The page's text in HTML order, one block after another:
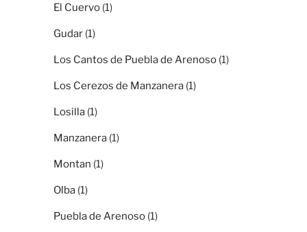
El Cuervo (1)
Gudar (1)
Los Cantos de Puebla de Arenoso (1)
Los Cerezos de Manzanera (1)
Losilla (1)
Manzanera (1)
Montan (1)
Olba (1)
Puebla de Arenoso (1)